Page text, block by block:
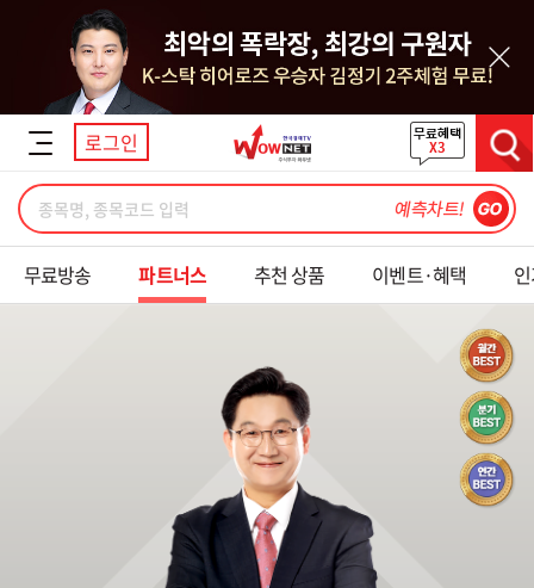
닫기
로그인
무료방송 파트너스 추천 상품 이벤트·혜택